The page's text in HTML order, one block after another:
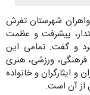
شهرستان تفرش
پیشرفت و عظمت
و گفت: تمامی این
ورزشی، هنری
و ایثارگران و خانواده
آن است.